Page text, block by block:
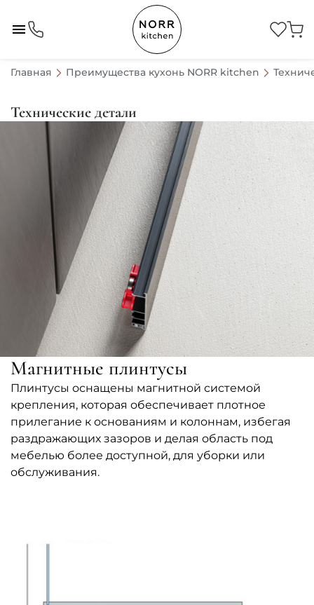
Главная Преимущества кухонь NORR kitchen
Технические детали
Магнитные плинтусы
Плинтусы оснащены магнитной системой
крепления, которая обеспечивает плотное
прилегание к основаниям и колоннам, избегая
раздражающих зазоров и делая область под
мебелью более доступной, для уборки или
обслуживания.